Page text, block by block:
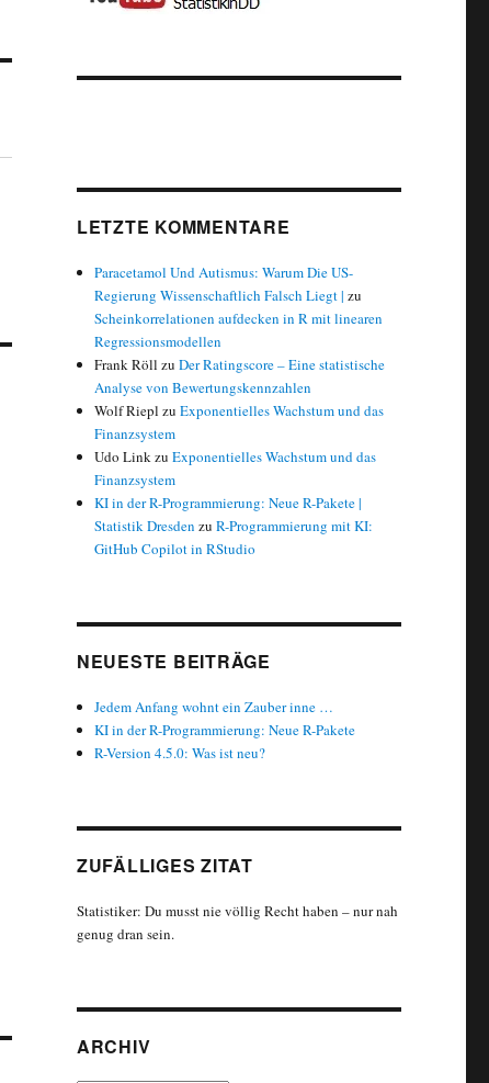
LETZTE KOMMENTARE
Paracetamol Und Autismus: Warum Die US-
Regierung Wissenschaftlich Falsch Liegt | zu
Scheinkorrelationen aufdecken in R mit linearen
Regressionsmodellen
Frank Röll zuDer Ratingscore – Eine statistische
Analyse von Bewertungskennzahlen
Wolf Riepl zuExponentielles Wachstum und das
Finanzsystem
Udo LinkzuExponentielles Wachstum und das
Finanzsystem
KI in der R-Programmierung: Neue R-Pakete |
Statistik Dresden zuR-Programmierung mit KI:
GitHub Copilot in RStudio
NEUESTE BEITRÄGE
Jedem Anfang wohnt ein Zauber inne …
KI in der R-Programmierung: Neue R-Pakete
R-Version 4.5.0: Was ist neu?
ZUFÄLLIGES ZITAT
Statistiker: Du musst nie völlig Recht haben – nur nah
genug dran sein.
ARCHIV